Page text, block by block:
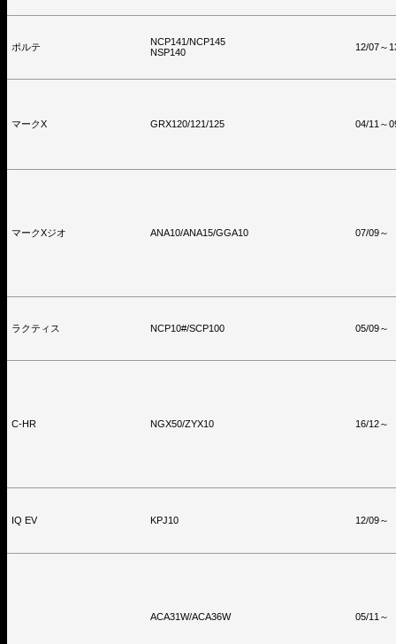
ポルテ
NCP141/NCP145
NSP140
12/07～
マークX GRX120/121/125 04/11～
マークXジオ ANA10/ANA15/GGA10 07/09～
ラクティス NCP10#/SCP100 05/09～
C-HR NGX50/ZYX10 16/12～
IQ EV KPJ10 12/09～
ACA31W/ACA36W 05/11～